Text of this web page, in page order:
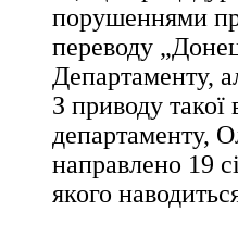
порушеннями
переводу
Департаменту,
З приводу такої
департаменту,
направлено 19
якого